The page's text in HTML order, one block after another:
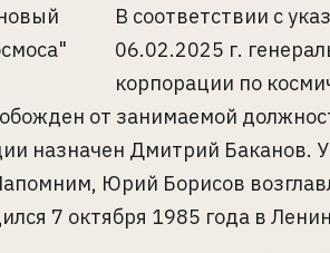
В соответствии с
06.02.2025 г.
корпорации по
от занимаемой
назначен Дмитрий Баканов.
Юрий Борисов
7 октября 1985 года в